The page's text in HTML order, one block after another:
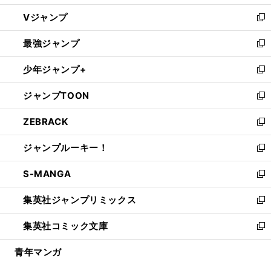
ウ
ィ
ン
ド
ウ
で
開
く
し
い
ウ
ィ
ン
ド
ウ
で
開
く
Vジャンプ
新
し
い
ウ
ィ
ン
ド
ウ
で
開
く
最強ジャンプ
新
し
い
ウ
ィ
ン
ド
ウ
で
開
く
少年ジャンプ+
新
し
い
ウ
ィ
ン
ド
ウ
で
開
く
ジャンプTOON
新
し
い
ウ
ィ
ン
ド
ウ
で
開
く
ZEBRACK
新
し
い
ウ
ィ
ン
ド
ウ
で
開
ジャンプルーキー！
新
し
い
ウ
ィ
ン
ド
ウ
S-MANGA
新
し
い
ウ
ィ
ン
集英社ジャンプリミックス
新
し
い
ウ
集英社コミック文庫
新
し
青年マンガ